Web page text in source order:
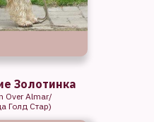
Over Almar/
Голд Стар)
Золотинка